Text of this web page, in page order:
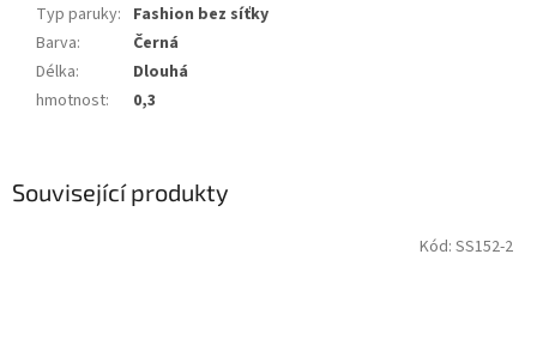
Související produkty
Kód: SS152-2
Typ paruky: Fashion bez síťky
Barva:
Černá
Délka:
Dlouhá
hmotnost: 0,3